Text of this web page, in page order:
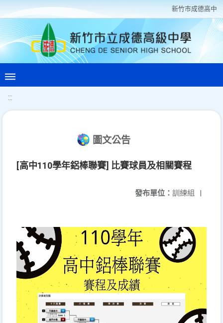
新竹巿成德高中
:::
圖文公告
[高中110學年鋁棒聯賽] 比賽球員及相關賽程
發布單位： 訓練組 |